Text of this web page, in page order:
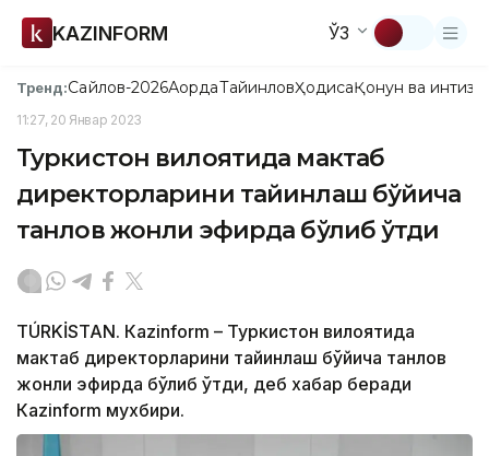
KAZINFORM ЎЗ
Тренд:Сайлов-2026АқордаТайинловҲодисаҚонун ва
11:27, 20 Январ 2023
Туркистон вилоятида мактаб
директорларини тайинлаш бўйича
танлов жонли эфирда бўлиб ўтди
TÚRKİSTAN. Кazinform – Туркистон вилоятида
мактаб директорларини тайинлаш бўйича танлов
жонли эфирда бўлиб ўтди, деб хабар беради
Кazinform мухбири.